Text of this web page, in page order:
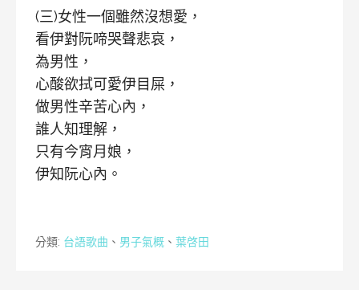
(三)女性一個雖然沒想愛，
看伊對阮啼哭聲悲哀，
為男性，
心酸欲拭可愛伊目屎，
做男性辛苦心內，
誰人知理解，
只有今宵月娘，
伊知阮心內。
分類: 台語歌曲 、 男子氣概 、 葉啓田